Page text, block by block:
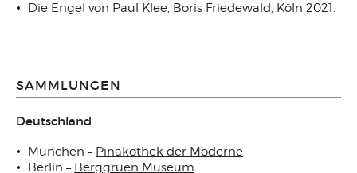
Die Engel von Paul Klee, Boris Friedewald, Köln 2021.
SAMMLUNGEN
Deutschland
München – Pinakothek der Moderne
Berlin – Berggruen Museum